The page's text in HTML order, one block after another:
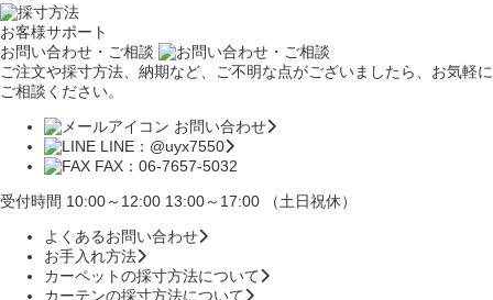
お客様サポート
お問い合わせ・ご相談
ご注文や採寸方法、納期など、ご不明な点がございましたら、お気軽に
ご相談ください。
お問い合わせ
LINE：@uyx7550
FAX：06-7657-5032
受付時間 10:00～12:00 13:00～17:00 （土日祝休）
よくあるお問い合わせ
お手入れ方法
カーペットの採寸方法について
カーテンの採寸方法について